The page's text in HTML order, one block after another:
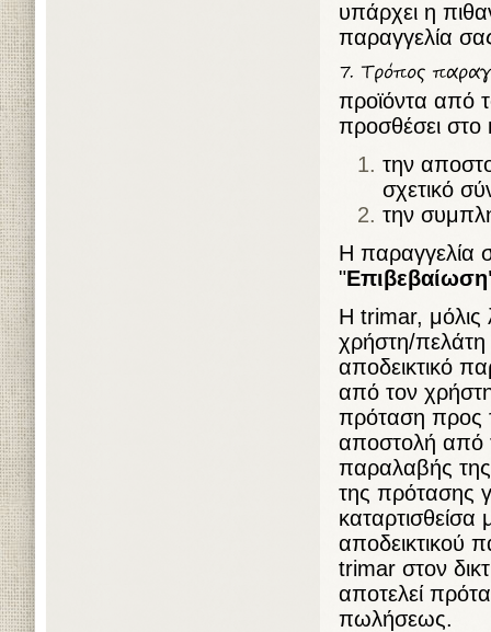
υπάρχει η
παραγγελία
προϊόντα από
προσθέσει στο
την
σχετικό
την
Η παραγγελία
"
Η trimar, μόλις
χρήστη/πελάτη
αποδεικτικό
από τον
πρόταση προς
αποστολή από
παραλαβής
της πρότασης
αποδεικτικού
trimar στον
αποτελεί
πωλήσεως.